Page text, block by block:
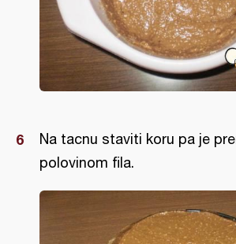
Na tacnu staviti koru pa je
polovinom fila.